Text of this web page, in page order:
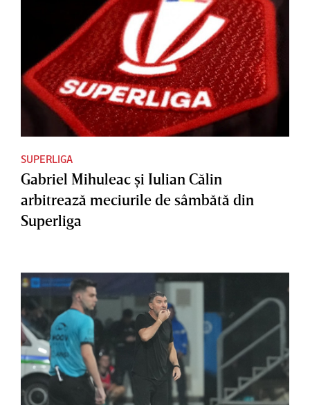
SUPERLIGA
Gabriel Mihuleac şi Iulian Călin
arbitrează meciurile de sâmbătă din
Superliga